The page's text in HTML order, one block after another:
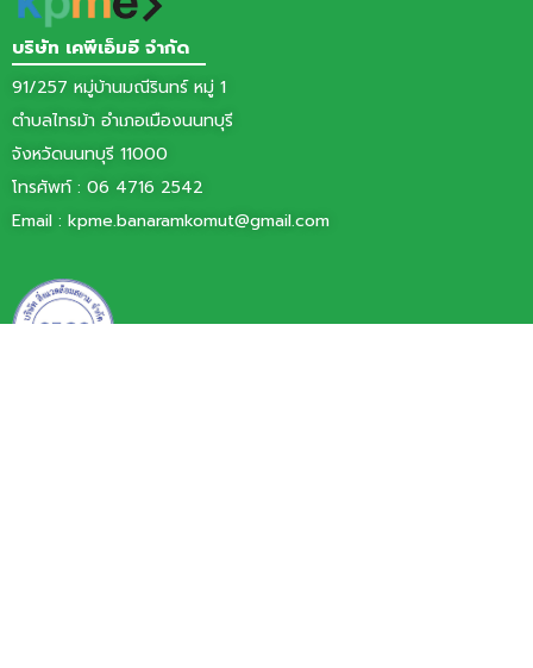
บริษัท เคพีเอ็มอี จำกัด
91/257 หมู่บ้านมณีรินทร์ หมู่ 1
ตำบลไทรม้า อำเภอเมืองนนทบุรี
จังหวัดนนทบุรี 11000
โทรศัพท์ : 06 4716 2542
Email : kpme.banaramkomut@gmail.com